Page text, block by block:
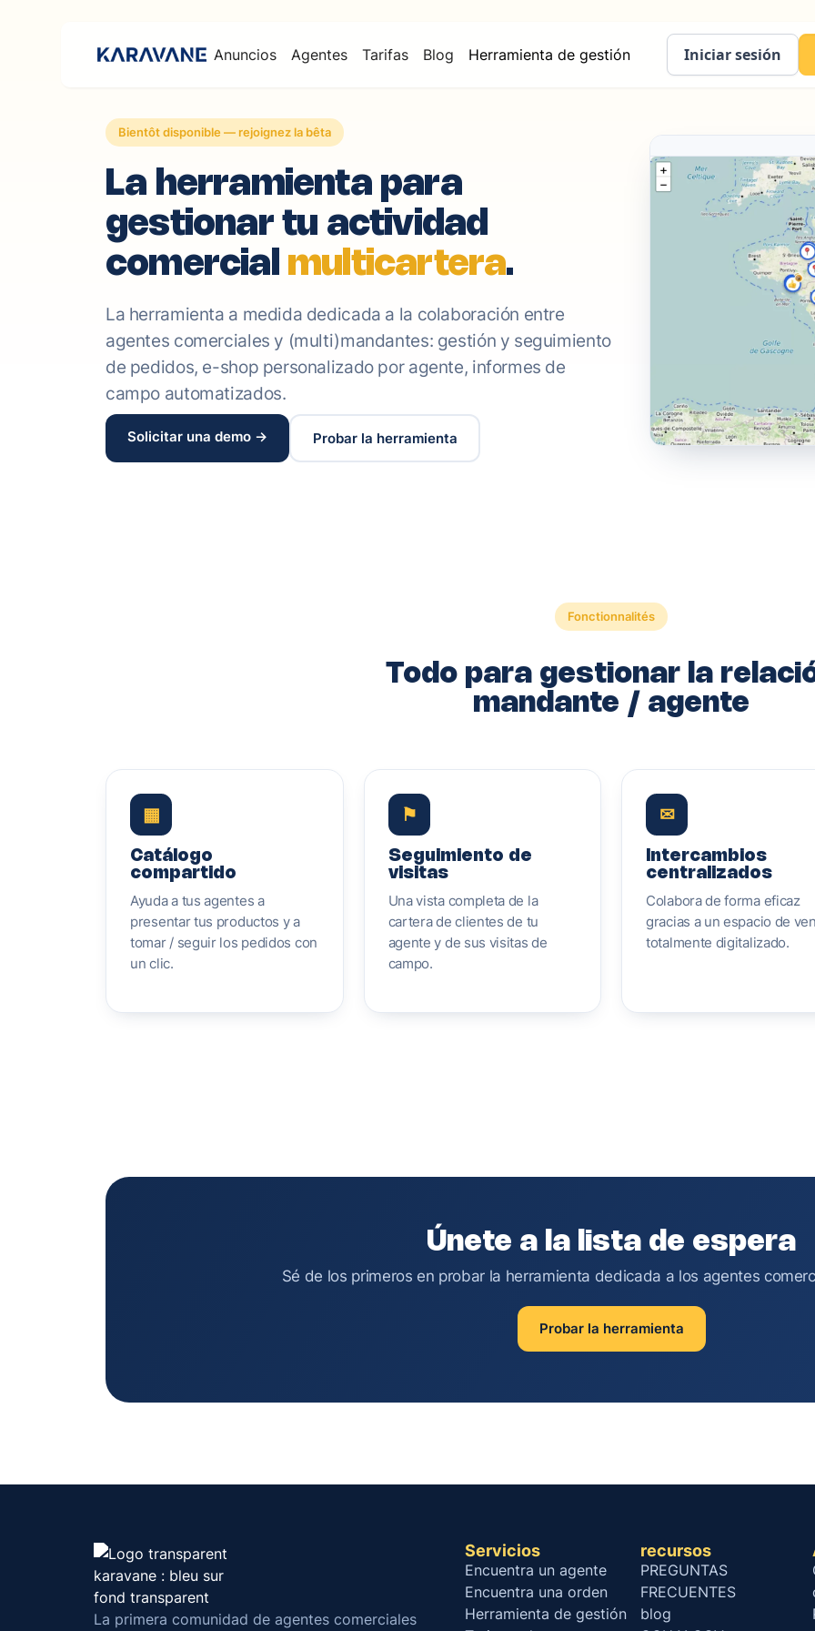
Anuncios Agentes Tarifas Blog Herramienta de gestión Iniciar sesión
Bientôt disponible — rejoignez la bêta
La herramienta para
gestionar tu actividad
comercial multicartera.
La herramienta a medida dedicada a la colaboración entre
agentes comerciales y (multi)mandantes: gestión y seguimiento
de pedidos, e-shop personalizado por agente, informes de
campo automatizados.
Solicitar una demo → Probar la herramienta
Fonctionnalités
Todo para gestionar la
mandante / agente
▦
Catálogo
compartido
Ayuda a tus agentes a
presentar tus productos y a
tomar / seguir los pedidos con
un clic.
⚑
Seguimiento de
visitas
Una vista completa de la
cartera de clientes de tu
agente y de sus visitas de
campo.
✉
Intercambios
centralizados
Colabora de forma eficaz
gracias a un espacio de
totalmente digitalizado.
Únete a la lista de espera
Sé de los primeros en probar la herramienta dedicada a los agentes
Probar la herramienta
La primera comunidad de agentes comerciales
Servicios
Encuentra un agente
Encuentra una orden
Herramienta de gestión
recursos
PREGUNTAS
FRECUENTES
blog